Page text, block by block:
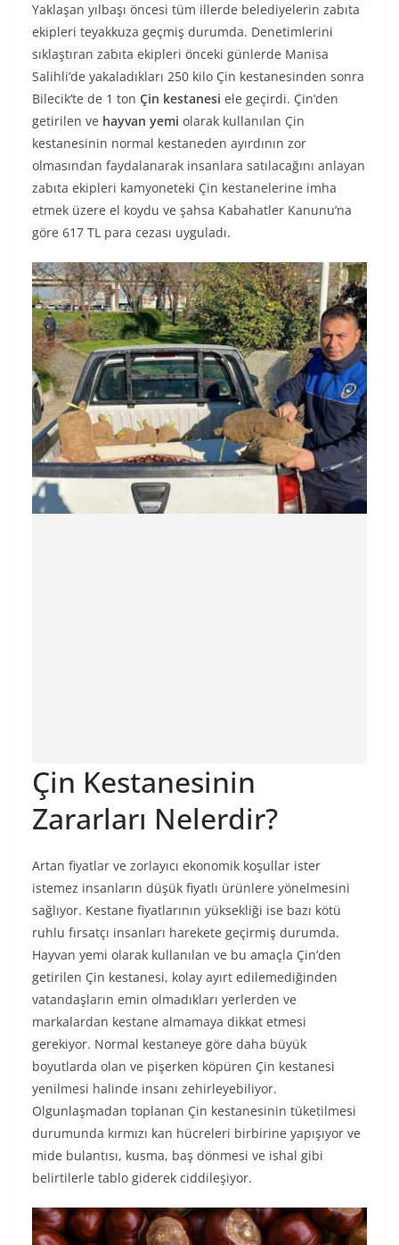
Yaklaşan yılbaşı öncesi tüm illerde belediyelerin zabıta
ekipleri teyakkuza geçmiş durumda. Denetimlerini
sıklaştıran zabıta ekipleri önceki günlerde Manisa
Salihli’de yakaladıkları 250 kilo Çin kestanesinden sonra
Bilecik’te de 1 ton Çin kestanesi ele geçirdi. Çin’den
getirilen ve hayvan yemi olarak kullanılan Çin
kestanesinin normal kestaneden ayırdının zor
olmasından faydalanarak insanlara satılacağını anlayan
zabıta ekipleri kamyoneteki Çin kestanelerine imha
etmek üzere el koydu ve şahsa Kabahatler Kanunu’na
göre 617 TL para cezası uyguladı.
Çin Kestanesinin
Zararları Nelerdir?
Artan fiyatlar ve zorlayıcı ekonomik koşullar ister
istemez insanların düşük fiyatlı ürünlere yönelmesini
sağlıyor. Kestane fiyatlarının yüksekliği ise bazı kötü
ruhlu fırsatçı insanları harekete geçirmiş durumda.
Hayvan yemi olarak kullanılan ve bu amaçla Çin’den
getirilen Çin kestanesi, kolay ayırt edilemediğinden
vatandaşların emin olmadıkları yerlerden ve
markalardan kestane almamaya dikkat etmesi
gerekiyor. Normal kestaneye göre daha büyük
boyutlarda olan ve pişerken köpüren Çin kestanesi
yenilmesi halinde insanı zehirleyebiliyor.
Olgunlaşmadan toplanan Çin kestanesinin tüketilmesi
durumunda kırmızı kan hücreleri birbirine yapışıyor ve
mide bulantısı, kusma, baş dönmesi ve ishal gibi
belirtilerle tablo giderek ciddileşiyor.